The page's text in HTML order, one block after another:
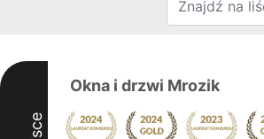
Okna i drzwi Mrozik